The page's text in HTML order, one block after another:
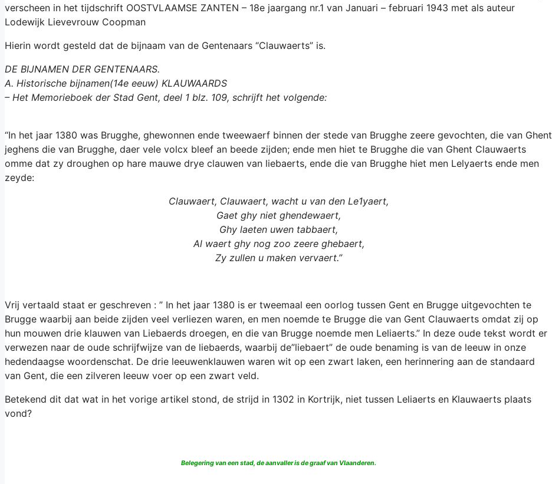
verscheen in het tijdschrift OOSTVLAAMSE ZANTEN – 18e jaargang nr.1 van Januari – februari 1943 met als auteur
Lodewijk Lievevrouw Coopman
Hierin wordt gesteld dat de bijnaam van de Gentenaars “Clauwaerts” is.
DE BIJNAMEN DER GENTENAARS.
A. Historische bijnamen(14e eeuw) KLAUWAARDS
– Het Memorieboek der Stad Gent, deel 1 blz. 109, schrijft het volgende:
“In het jaar 1380 was Brugghe, ghewonnen ende tweewaerf binnen der stede van Brugghe zeere gevochten, die van Ghent
jeghens die van Brugghe, daer vele volcx bleef an beede zijden; ende men hiet te Brugghe die van Ghent Clauwaerts
omme dat zy droughen op hare mauwe drye clauwen van liebaerts, ende die van Brugghe hiet men Lelyaerts ende men
zeyde:
Clauwaert, Clauwaert, wacht u van den Le1yaert,
Gaet ghy niet ghendewaert,
Ghy laeten uwen tabbaert,
Al waert ghy nog zoo zeere ghebaert,
Zy zullen u maken vervaert.”
Vrij vertaald staat er geschreven : ” In het jaar 1380 is er tweemaal een oorlog tussen Gent en Brugge uitgevochten te
Brugge waarbij aan beide zijden veel verliezen waren, en men noemde te Brugge die van Gent Clauwaerts omdat zij op
hun mouwen drie klauwen van Liebaerds droegen, en die van Brugge noemde men Leliaerts.” In deze oude tekst wordt er
verwezen naar de oude schrijfwijze van de liebaerds, waarbij de”liebaert” de oude benaming is van de leeuw in onze
hedendaagse woordenschat. De drie leeuwenklauwen waren wit op een zwart laken, een herinnering aan de standaard
van Gent, die een zilveren leeuw voer op een zwart veld.
Betekend dit dat wat in het vorige artikel stond, de strijd in 1302 in Kortrijk, niet tussen Leliaerts en Klauwaerts plaats
vond?
Belegering van een stad, de aanvaller is de graaf van Vlaanderen.